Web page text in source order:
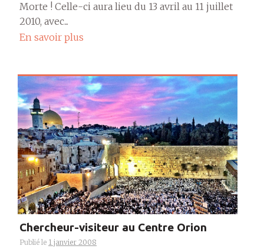
Morte ! Celle-ci aura lieu du 13 avril au 11 juillet
2010, avec...
En savoir plus
Chercheur-visiteur au Centre Orion
Publié le 1 janvier 2008